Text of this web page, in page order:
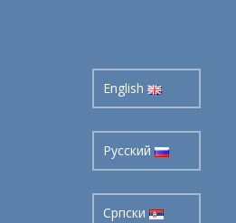
English
Pусский
Cрпски